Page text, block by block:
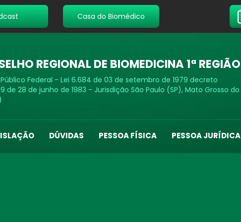
Casa do Biomédico
REGIONAL DE BIOMEDICINA 1ª REGIÃO
Federal - Lei 6.684 de 03 de setembro de 1979 decreto
de 28 de junho de 1983 - Jurisdição São Paulo (SP), Mato Grosso do
DÚVIDAS PESSOA FÍSICA PESSOA JURÍDICA